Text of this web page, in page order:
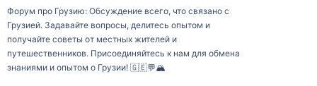
Форум про Грузию: Обсуждение всего, что связано с
Грузией. Задавайте вопросы, делитесь опытом и
получайте советы от местных жителей и
путешественников. Присоединяйтесь к нам для обмена
знаниями и опытом о Грузии! 🇬🇪💬🏔️